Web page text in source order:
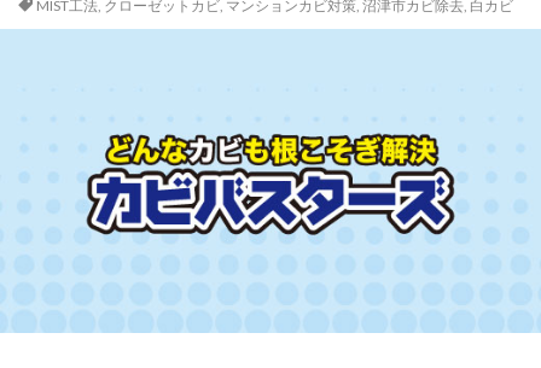
MIST工法, クローゼットカビ, マンションカビ対策, 沼津市カビ除去, 白カビ